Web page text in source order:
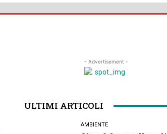
- Advertisement -
ULTIMI ARTICOLI
AMBIENTE